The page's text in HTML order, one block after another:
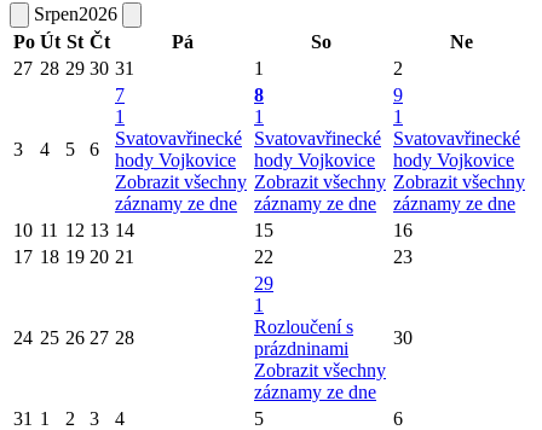
Srpen2026
Po Út St Čt Pá So
Ne
27 28 29 30 31 1 2
3 4 5 6
7
1
Svatovavřinecké
hody Vojkovice
Zobrazit všechny
záznamy ze dne
8
1
Svatovavřinecké
hody Vojkovice
Zobrazit všechny
záznamy ze dne
9
1
Svatovavřinecké
hody Vojkovice
Zobrazit všechny
záznamy ze dne
10 11 12 13 14 15
16
17 18 19 20 21 22 23
24 25 26 27 28
29
1
Rozloučení s
prázdninami
Zobrazit všechny
záznamy ze dne
30
31 1 2 3 4 5 6